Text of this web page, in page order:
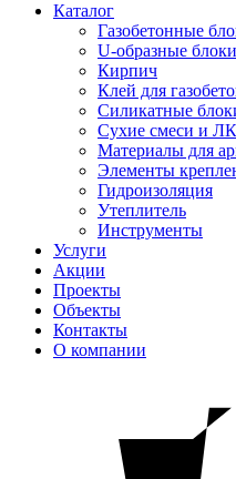
Каталог
Газобетонные
U-образные блоки
Кирпич
Клей для
Силикатные
Сухие смеси и
Материалы для
Элементы
Гидроизоляция
Утеплитель
Инструменты
Услуги
Акции
Проекты
Объекты
Контакты
О компании